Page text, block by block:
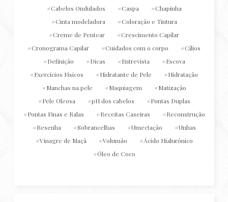
Cabelos Ondulados
Caspa
Chapinha
Cinta modeladora
Coloração e Tintura
Creme de Pentear
Crescimento Capilar
Cronograma Capilar
Cuidados com o corpo
Cílios
Definição
Dicas Entrevista
Escova
Exercícios Físicos
Hidratante de Pele
Hidratação
Manchas na pele
Maquiagem
Matização
Pele Oleosa
pH dos cabelos
Pontas Duplas
Pontas Finas e Ralas
Receitas Caseiras
Reconstrução
Resenha
Sobrancelhas Umectação
Unhas
Vinagre de Maçã
Volumão
Ácido Hialurônico
Óleo de Coco